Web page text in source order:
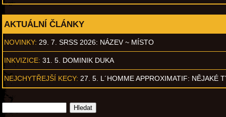
AKTUÁLNÍ ČLÁNKY
NOVINKY: 29. 7. SRSS 2026: NÁZEV ~ MÍSTO
INKVIZICE: 31. 5. DOMINIK DUKA
NEJCHYTŘEJŠÍ KECY: 27. 5. L´HOMME APPROXIMATIF: NĚJAKÉ